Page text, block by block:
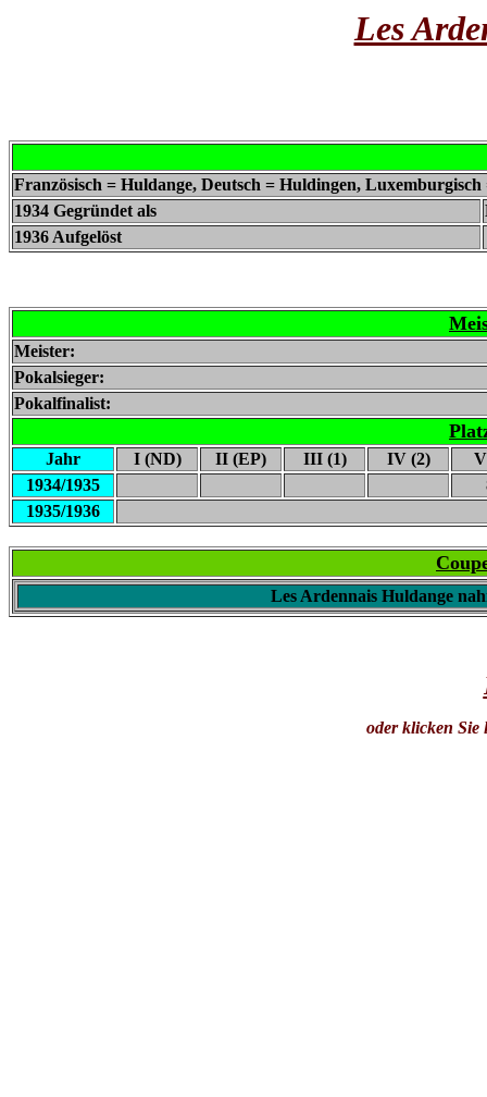
Les
Französisch = Huldange, Deutsch = Huldingen,
1934 Gegründet als
1936 Aufgelöst
Meister:
Pokalsieger:
Pokalfinalist:
Jahr I (ND) II (EP) III (1) IV (2)
1934/1935
1935/1936
Les Ardennais Huldange
oder klicken Sie